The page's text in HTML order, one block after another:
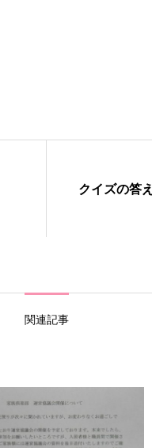
クイズの答え
関連記事